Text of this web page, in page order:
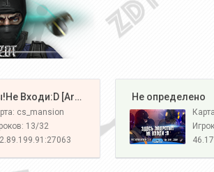
️ Здесь Задроты!Не Входи:D [Army#1]
cs_mansion
13/32
️ Не определено